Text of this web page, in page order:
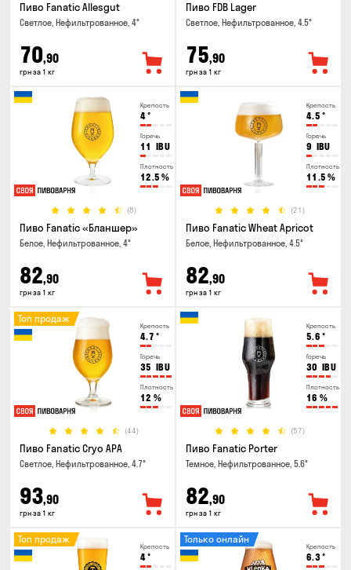
Пиво Fanatic Allesgut
Светлое, Нефильтрованное, 4°
70,90
грн за 1 кг
Пиво FDB Lager
Светлое, Нефильтрованное, 4.5°
75,90
грн за 1 кг
Крепость
4°
Горечь
11 IBU
Плотность
12.5 %
(8)
Пиво Fanatic «Бланшер»
Белое, Нефильтрованное, 4°
82,90
грн за 1 кг
Крепость
4.5 °
Горечь
9 IBU
Плотность
11.5 %
(21)
Пиво Fanatic Wheat Apricot
Белое, Нефильтрованное, 4.5°
82,90
грн за 1 кг
Крепость
4.7 °
Горечь
35 IBU
Плотность
12 %
(44)
Топ продаж
Пиво Fanatic Cryo APA
Светлое, Нефильтрованное, 4.7°
93,90
грн за 1 кг
Крепость
5.6 °
Горечь
30 IBU
Плотность
16 %
(57)
Пиво Fanatic Porter
Темное, Нефильтрованное, 5.6°
82,90
грн за 1 кг
Крепость
4°
Топ продаж
Крепость
6.3°
Только онлайн